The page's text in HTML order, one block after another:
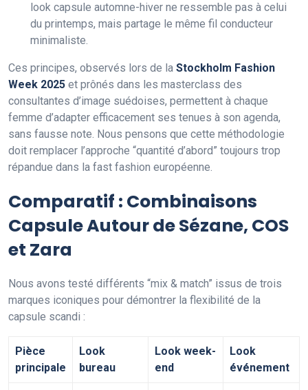
look capsule automne-hiver ne ressemble pas à celui
du printemps, mais partage le même fil conducteur
minimaliste.
Ces principes, observés lors de la Stockholm Fashion
Week 2025 et prônés dans les masterclass des
consultantes d’image suédoises, permettent à chaque
femme d’adapter efficacement ses tenues à son agenda,
sans fausse note. Nous pensons que cette méthodologie
doit remplacer l’approche “quantité d’abord” toujours trop
répandue dans la fast fashion européenne.
Comparatif : Combinaisons
Capsule Autour de Sézane, COS
et Zara
Nous avons testé différents “mix & match” issus de trois
marques iconiques pour démontrer la flexibilité de la
capsule scandi :
Pièce
principale
Look
bureau
Look week-
end
Look
événement